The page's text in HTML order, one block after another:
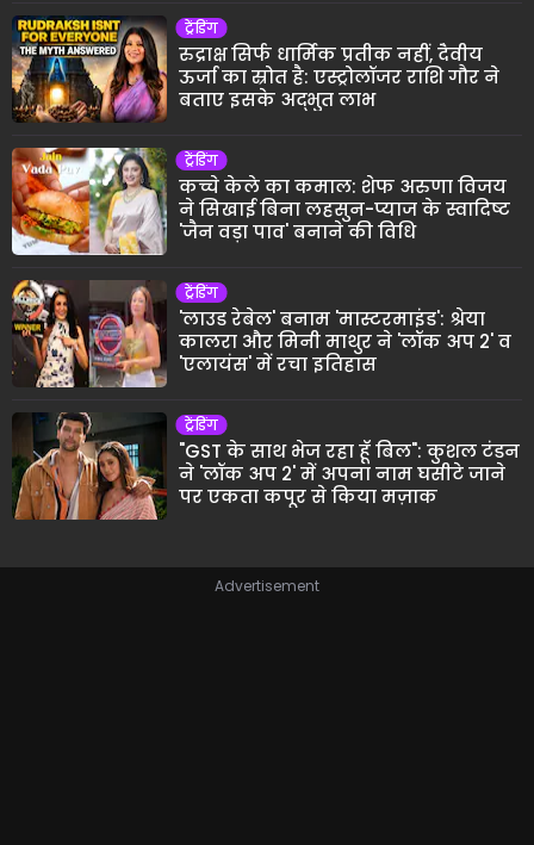
ट्रेंडिंग
रुद्राक्ष सिर्फ धार्मिक प्रतीक नहीं, दैवीय
ऊर्जा का स्रोत है: एस्ट्रोलॉजर राशि गौर ने
बताए इसके अद्भुत लाभ
ट्रेंडिंग
कच्चे केले का कमाल: शेफ अरुणा विजय
ने सिखाई बिना लहसुन-प्याज के स्वादिष्ट
'जैन वड़ा पाव' बनाने की विधि
ट्रेंडिंग
'लाउड रेबेल' बनाम 'मास्टरमाइंड': श्रेया
कालरा और मिनी माथुर ने 'लॉक अप 2' व
'एलायंस' में रचा इतिहास
ट्रेंडिंग
"GST के साथ भेज रहा हूँ बिल": कुशल टंडन
ने 'लॉक अप 2' में अपना नाम घसीटे जाने
पर एकता कपूर से किया मज़ाक
Advertisement